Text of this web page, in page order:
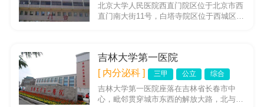
北京大学人民医院西直门院区位于北京市西
直门南大街11号，白塔寺院区位于西城区阜
吉林大学第一医院
[ 内分泌科 ] 三甲 公立 综合
吉林大学第一医院座落在吉林省长春市中
心，毗邻贯穿城市东西的解放大路，北与文